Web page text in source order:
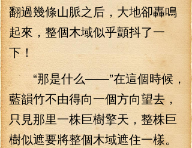
翻過幾條山脈之后，大地卻轟鳴
起來，整個木域似乎顫抖了一
下！
“那是什么——”在這個時候，
藍韻竹不由得向一個方向望去，
只見那里一株巨樹擎天，整株巨
樹似遮要將整個木域遮住一樣。